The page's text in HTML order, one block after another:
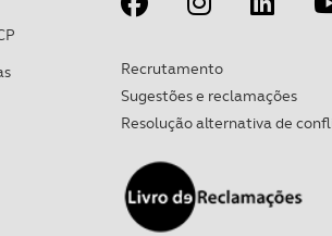
Recrutamento
Sugestões e reclamações
Resolução alternativa de